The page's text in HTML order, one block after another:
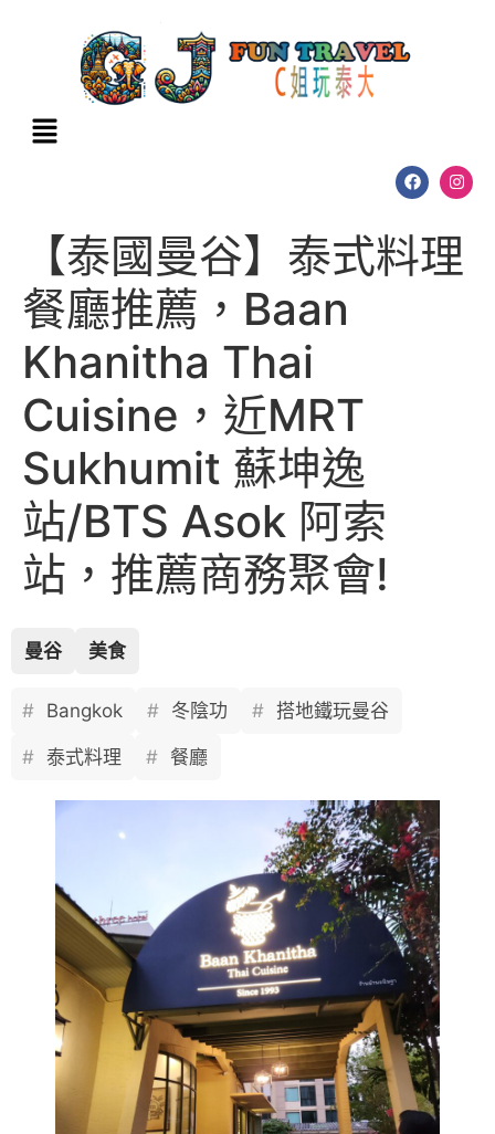
【泰國曼谷】泰式料理
餐廳推薦，Baan
Khanitha Thai
Cuisine，近MRT
Sukhumit 蘇坤逸
站/BTS Asok 阿索
站，推薦商務聚會!
曼谷 美食
Bangkok 冬陰功 搭地鐵玩曼谷
泰式料理 餐廳